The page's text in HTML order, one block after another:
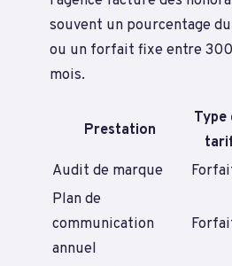
souvent un pourcentage
ou un forfait fixe entre
mois.
Prestation
Type
Audit de marque
Plan de
communication
annuel